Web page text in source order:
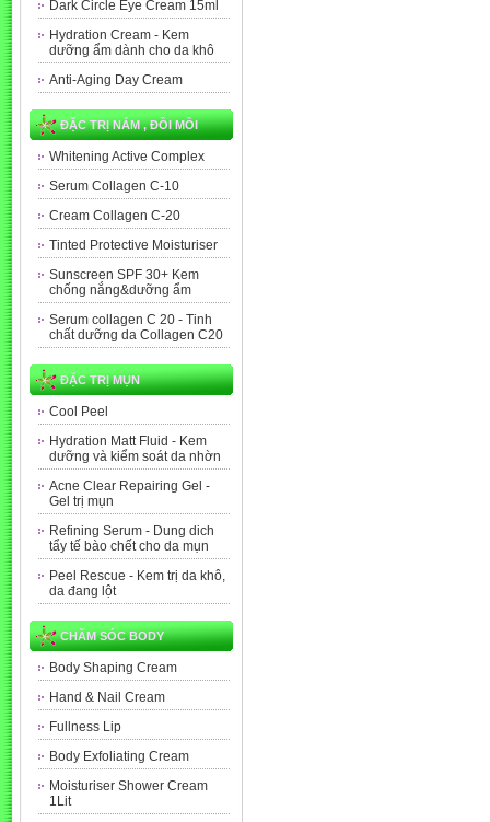
Dark Circle Eye Cream 15ml
Hydration Cream - Kem
dưỡng ẩm dành cho da khô
Anti-Aging Day Cream
ĐẶC TRỊ NÁM , ĐỒI MỒI
Whitening Active Complex
Serum Collagen C-10
Cream Collagen C-20
Tinted Protective Moisturiser
Sunscreen SPF 30+ Kem
chống nắng&dưỡng ẩm
Serum collagen C 20 - Tinh
chất dưỡng da Collagen C20
ĐẶC TRỊ MỤN
Cool Peel
Hydration Matt Fluid - Kem
dưỡng và kiểm soát da nhờn
Acne Clear Repairing Gel -
Gel trị mụn
Refining Serum - Dung dich
tẩy tế bào chết cho da mụn
Peel Rescue - Kem trị da khô,
da đang lột
CHĂM SÓC BODY
Body Shaping Cream
Hand & Nail Cream
Fullness Lip
Body Exfoliating Cream
Moisturiser Shower Cream
1Lit